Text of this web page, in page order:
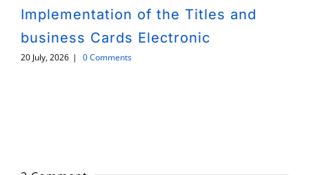
Implementation of the Titles and
business Cards Electronic
20 July, 2026 | 0 Comments